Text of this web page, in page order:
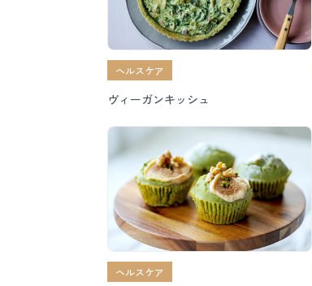
ヘルスケア
ヴィーガンキッシュ
ヘルスケア